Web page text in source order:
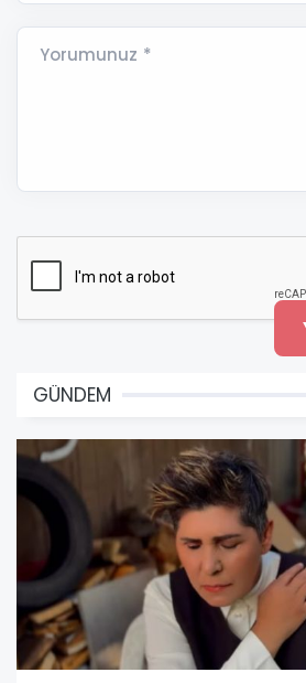
Yorumunuz *
GÜNDEM